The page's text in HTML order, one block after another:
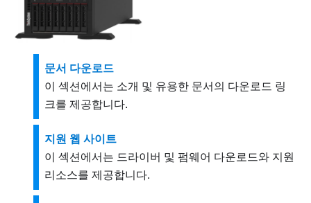
문서 다운로드
이 섹션에서는 소개 및 유용한 문서의 다운로드 링
크를 제공합니다.
지원 웹 사이트
이 섹션에서는 드라이버 및 펌웨어 다운로드와 지원
리소스를 제공합니다.